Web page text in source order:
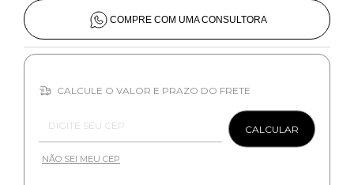
COMPRE COM UMA CONSULTORA
CALCULE O VALOR E PRAZO DO FRETE
CALCULAR
NÃO SEI MEU CEP